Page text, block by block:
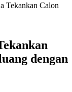
Tekankan Calon
dengan